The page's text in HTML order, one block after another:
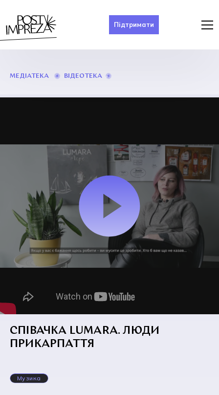
Підтримати
МЕДІАТЕКА ВІДЕОТЕКА
СПІВАЧКА LUMARA. ЛЮДИ
ПРИКАРПАТТЯ
Музика